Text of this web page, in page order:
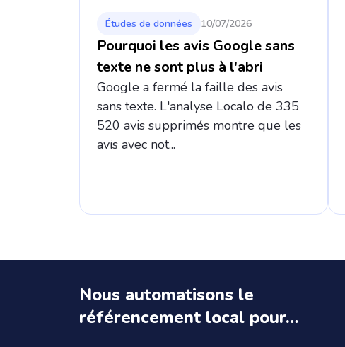
Études de données 10/07/2026
Pourquoi les avis Google sans
texte ne sont plus à l'abri
Google a fermé la faille des avis
sans texte. L'analyse Localo de 335
520 avis supprimés montre que les
avis avec not...
Nous automatisons le
référencement local pour…